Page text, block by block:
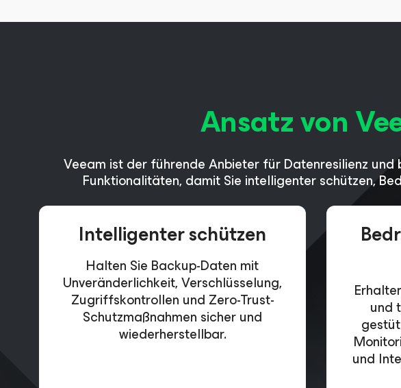
Ansatz von
Veeam ist der führende Anbieter für Datenresilienz
Funktionalitäten, damit Sie intelligenter schützen,
Intelligenter schützen
Halten Sie Backup-Daten mit
Unveränderlichkeit, Verschlüsselung,
Zugriffskontrollen und Zero-Trust-
Schutzmaßnahmen sicher und
wiederherstellbar.
und
und